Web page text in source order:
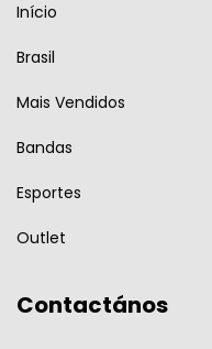
Início
Brasil
Mais Vendidos
Bandas
Esportes
Outlet
Contactános